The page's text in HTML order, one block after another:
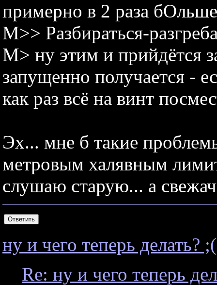
примерно в 2 раза
M>> Разбираться-
M> ну этим и прийдётся
запущенно получается -
как раз всё на винт
Эх... мне б такие
метровым халявным
слушаю старую... а
ну и чего теперь делать? ;(
Re: ну и чего теперь